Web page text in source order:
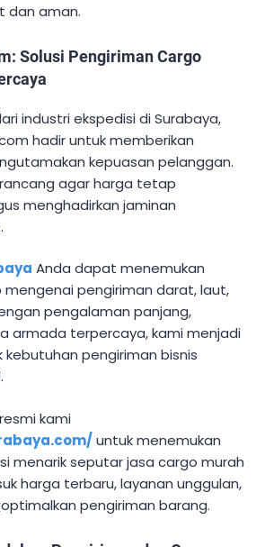
dan aman.
Solusi Pengiriman Cargo
industri ekspedisi di Surabaya,
hadir untuk memberikan
kepuasan pelanggan.
agar harga tetap
menghadirkan jaminan
Anda dapat menemukan
mengenai pengiriman darat, laut,
pengalaman panjang,
armada terpercaya, kami menjadi
pengiriman bisnis
kami
untuk menemukan
menarik seputar jasa cargo murah
harga terbaru, layanan unggulan,
pengiriman barang.